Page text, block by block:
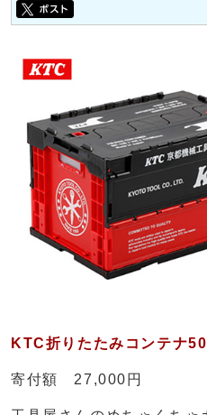
KTC折りたたみコンテナ
寄付額 27,000円